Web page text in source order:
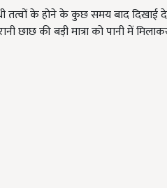
तत्वों के होने के कुछ समय बाद दिखाई
छाछ की बड़ी मात्रा को पानी में